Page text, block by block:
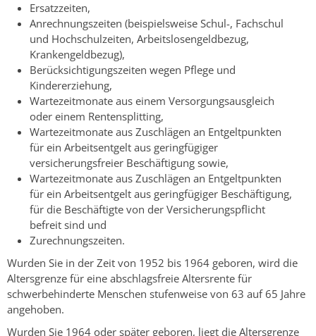
Ersatzzeiten,
Anrechnungszeiten (beispielsweise Schul-, Fachschul
und Hochschulzeiten, Arbeitslosengeldbezug,
Krankengeldbezug),
Berücksichtigungszeiten wegen Pflege und
Kindererziehung,
Wartezeitmonate aus einem Versorgungsausgleich
oder einem Rentensplitting,
Wartezeitmonate aus Zuschlägen an Entgeltpunkten
für ein Arbeitsentgelt aus geringfügiger
versicherungsfreier Beschäftigung sowie,
Wartezeitmonate aus Zuschlägen an Entgeltpunkten
für ein Arbeitsentgelt aus geringfügiger Beschäftigung,
für die Beschäftigte von der Versicherungspflicht
befreit sind und
Zurechnungszeiten.
Wurden Sie in der Zeit von 1952 bis 1964 geboren, wird die
Altersgrenze für eine abschlagsfreie Altersrente für
schwerbehinderte Menschen stufenweise von 63 auf 65 Jahre
angehoben.
Wurden Sie 1964 oder später geboren, liegt die Altersgrenze